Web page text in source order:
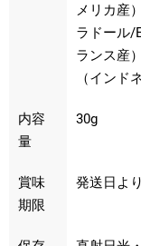
メリカ産
ラドール/
ランス産
（インド
内容
量
30g
賞味
期限
発送日よ